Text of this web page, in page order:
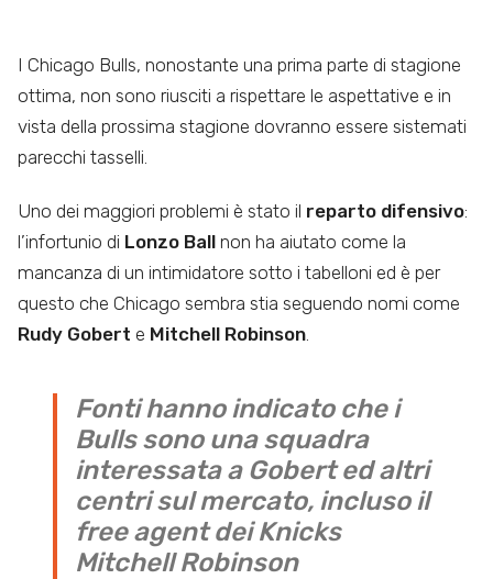
I Chicago Bulls, nonostante una prima parte di stagione
ottima, non sono riusciti a rispettare le aspettative e in
vista della prossima stagione dovranno essere sistemati
parecchi tasselli.
Uno dei maggiori problemi è stato il reparto difensivo:
l’infortunio di Lonzo Ball non ha aiutato come la
mancanza di un intimidatore sotto i tabelloni ed è per
questo che Chicago sembra stia seguendo nomi come
Rudy Gobert e Mitchell Robinson.
Fonti hanno indicato che i
Bulls sono una squadra
interessata a Gobert ed altri
centri sul mercato, incluso il
free agent dei Knicks
Mitchell Robinson